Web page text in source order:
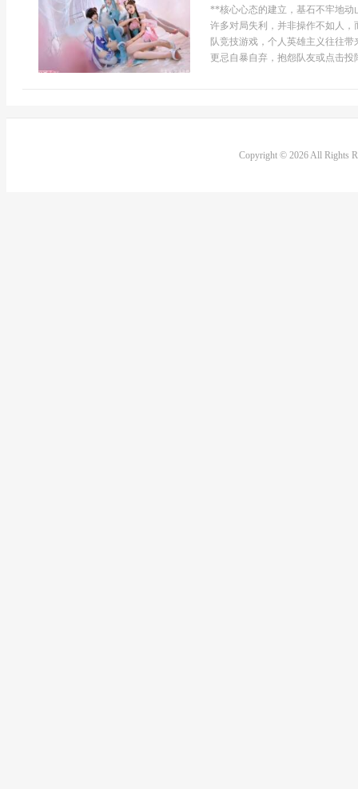
**核心心态的建立，基石不牢地
许多对局失利，并非操作不如人
队竞技游戏，个人英雄主义往往
更忌自暴自弃，抱怨队友或点击
Copyright © 2026 All Rights